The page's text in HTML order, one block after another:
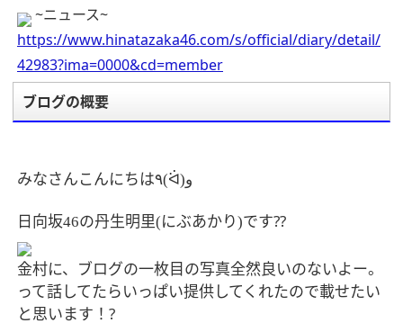
~ニュース~
https://www.hinatazaka46.com/s/official/diary/detail/
42983?ima=0000&cd=member
ブログの概要
みなさんこんにちは٩(ᐛ)و
日向坂46の丹生明里(にぶあかり)です??
金村に、ブログの一枚目の写真全然良いのないよー。
って話してたらいっぱい提供してくれたので載せたい
と思います！ ?